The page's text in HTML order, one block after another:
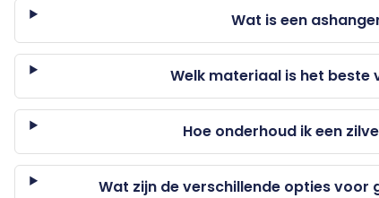
Wat is een
Welk materiaal is het beste
Hoe onderhoud ik een
Wat zijn de verschillende opties voor